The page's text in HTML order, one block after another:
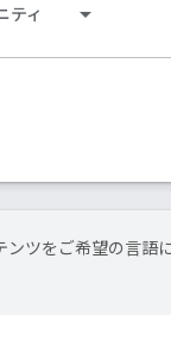
ティ
ンツをご希望の言語